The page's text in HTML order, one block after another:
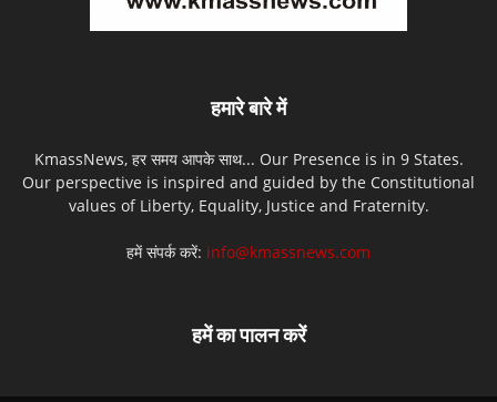
हमारे बारे में
KmassNews, हर समय आपके साथ... Our Presence is in 9 States.
Our perspective is inspired and guided by the Constitutional
values of Liberty, Equality, Justice and Fraternity.
हमें संपर्क करें: info@kmassnews.com
हमें का पालन करें